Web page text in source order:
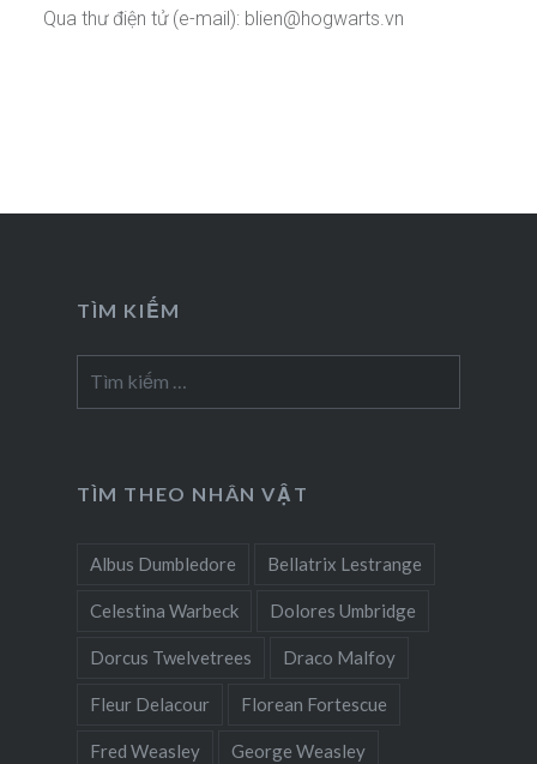
Qua thư điện tử (e-mail): blien@hogwarts.vn
TÌM KIẾM
kiếm
TÌM THEO NHÂN VẬT
Albus Dumbledore Bellatrix Lestrange
Celestina Warbeck Dolores Umbridge
Dorcus Twelvetrees Draco Malfoy
Fleur Delacour Florean Fortescue
Fred Weasley George Weasley